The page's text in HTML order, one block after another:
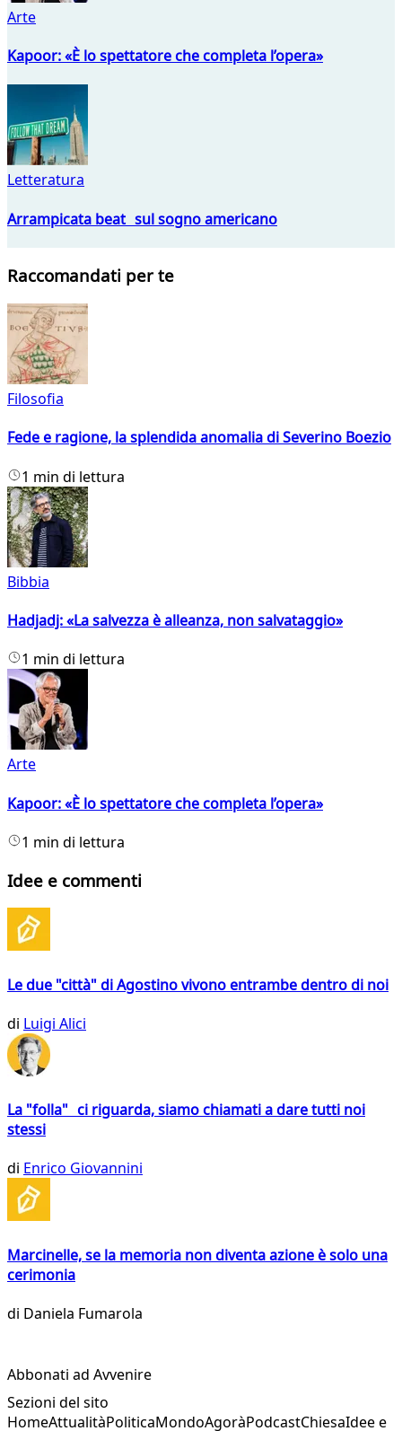
Arte
Kapoor: «È lo spettatore che completa l’opera»
Letteratura
Arrampicata beat sul sogno americano
Raccomandati per te
Filosofia
Fede e ragione, la splendida anomalia di Severino Boezio
1 min di lettura
Bibbia
Hadjadj: «La salvezza è alleanza, non salvataggio»
1 min di lettura
Arte
Kapoor: «È lo spettatore che completa l’opera»
1 min di lettura
Idee e commenti
Le due "città" di Agostino vivono entrambe dentro di noi
di Luigi Alici
La "folla" ci riguarda, siamo chiamati a dare tutti noi
stessi
di Enrico Giovannini
Marcinelle, se la memoria non diventa azione è solo una
cerimonia
di Daniela Fumarola
Abbonati ad Avvenire
Sezioni del sito
HomeAttualitàPoliticaMondoAgoràPodcastChiesaIdee e